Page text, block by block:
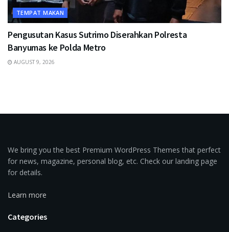
TEMPAT MAKAN
Pengusutan Kasus Sutrimo Diserahkan Polresta
Banyumas ke Polda Metro
AUGUST 9, 2026
We bring you the best Premium WordPress Themes that perfect
for news, magazine, personal blog, etc. Check our landing page
for details.
Learn more
Categories